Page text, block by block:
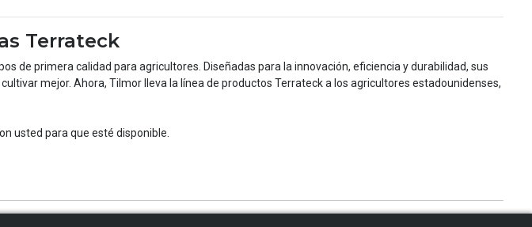
Terrateck
de primera calidad para agricultores. Diseñadas para la innovación, eficiencia y durabilidad, sus
mejor. Ahora, Tilmor lleva la línea de productos Terrateck a los agricultores estadounidenses,
usted para que esté disponible.